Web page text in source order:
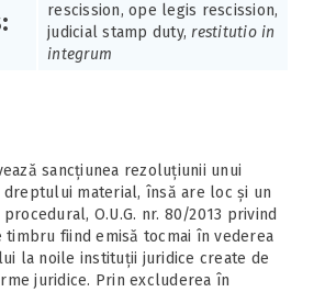
rescission, ope legis rescission,
judicial stamp duty,restitutio in
integrum
sancțiunea rezoluțiunii unui
material, însă are loc și un
O.U.G. nr. 80/2013 privind
timbru fiind emisă tocmai în vederea
la noile instituții juridice create de
juridice. Prin excluderea în